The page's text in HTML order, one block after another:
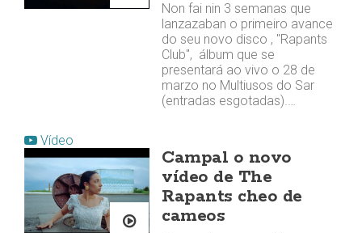
Non fai nin 3 semanas que
lanzazaban o primeiro avance
do seu novo disco , "Rapants
Club", álbum que se
presentará ao vivo o 28 de
marzo no Multiusos do Sar
(entradas esgotadas).…
Vídeo
Campal o novo
vídeo de The
Rapants cheo de
cameos